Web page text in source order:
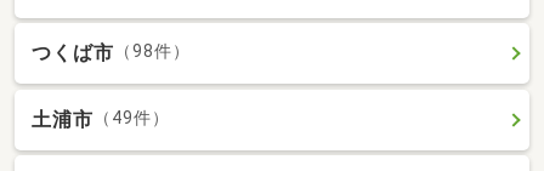
つくば市 （98件）
土浦市 （49件）